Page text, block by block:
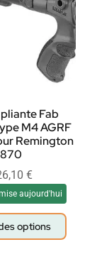
Fab
M4 AGRF
Remington
870
€
aujourd'hui
options